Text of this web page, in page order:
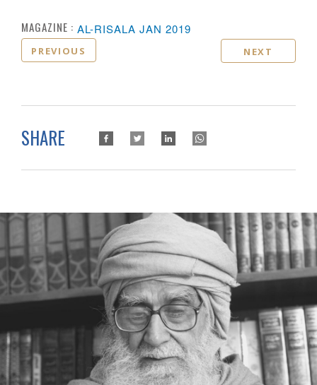
MAGAZINE : AL-RISALA JAN 2019
PREVIOUS NEXT
SHARE